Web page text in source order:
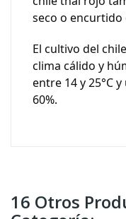
seco o encurtido
El cultivo del
clima cálido y
entre 14 y 25°C
60%.
16 Otros